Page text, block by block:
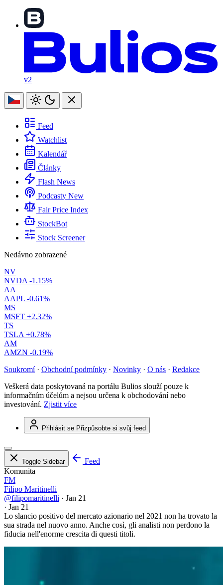
v2
Feed
Watchlist
Kalendář
Články
Flash News
Podcasty New
Fair Price Index
StockBot
Stock Screener
Nedávno zobrazené
NV
NVDA -1.15%
AA
AAPL -0.61%
MS
MSFT +2.32%
TS
TSLA +0.78%
AM
AMZN -0.19%
Soukromí · Obchodní podmínky · Novinky · O nás · Redakce
Veškerá data poskytovaná na portálu Bulios slouží pouze k
informačním účelům a nejsou určena k obchodování nebo
investování. Zjistit více
Přihlásit se Přizpůsobte si svůj feed
Toggle Sidebar
Feed
Komunita
FM
Filipo Maritinelli
@filipomaritinelli · Jan 21
· Jan 21
Lo slancio positivo del mercato azionario nel 2021 non ha trovato la
sua strada nel nuovo anno. Anche così, gli analisti non perdono la
fiducia nell'enorme crescita di questi titoli.